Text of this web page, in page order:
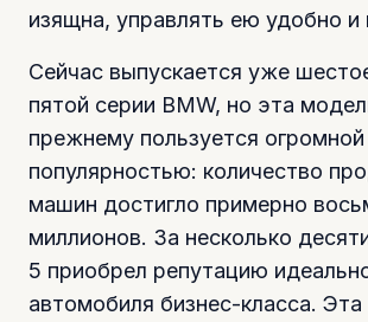
изящна, управлять ею удобно и
Сейчас выпускается уже
пятой серии BMW, но эта
прежнему пользуется огромной
популярностью: количество
машин достигло примерно
миллионов. За несколько
5 приобрел репутацию
автомобиля бизнес-класса.